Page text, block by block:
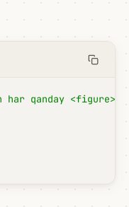
har qanday